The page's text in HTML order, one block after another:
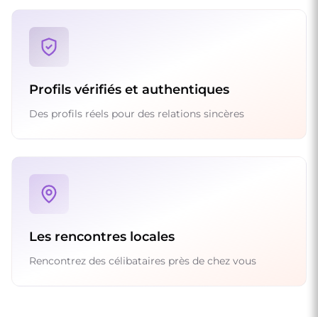
Profils vérifiés et authentiques
Des profils réels pour des relations sincères
Les rencontres locales
Rencontrez des célibataires près de chez vous